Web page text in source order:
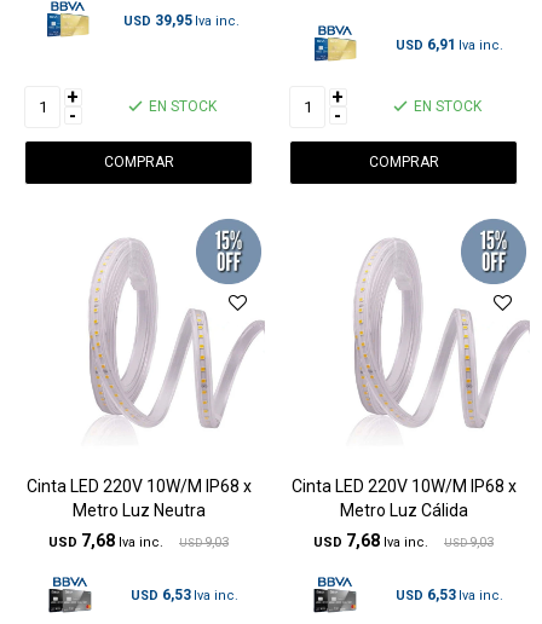
USD 39,95
+
- EN STOCK
USD 6,91
+
- EN STOCK
Cinta LED 220V 10W/M IP68 x
Metro Luz Neutra
USD 7,68 USD 9,03
USD 6,53
Cinta LED 220V 10W/M IP68 x
Metro Luz Cálida
USD 7,68 USD 9,03
USD 6,53